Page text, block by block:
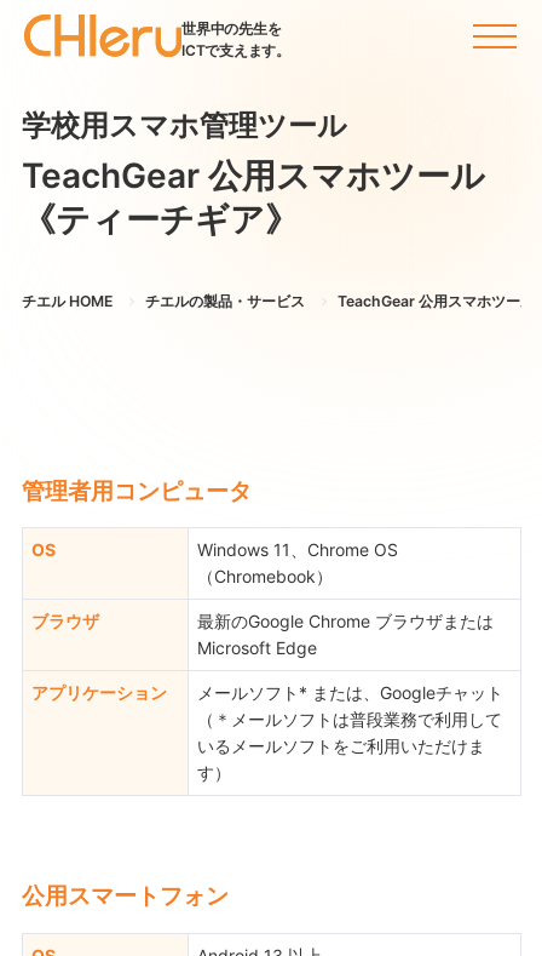
世界中の先生を
ICTで支えます。
学校用スマホ管理ツール
TeachGear 公用スマホツール
《ティーチギア》
チエル HOME チエルの製品・サービス TeachGear 公用スマホツール
管理者用コンピュータ
OS
Windows 11、Chrome OS
（Chromebook）
ブラウザ
最新のGoogle Chrome ブラウザまたは
Microsoft Edge
アプリケーション
メールソフト* または、Googleチャット
（＊メールソフトは普段業務で利用して
いるメールソフトをご利用いただけま
す）
公用スマートフォン